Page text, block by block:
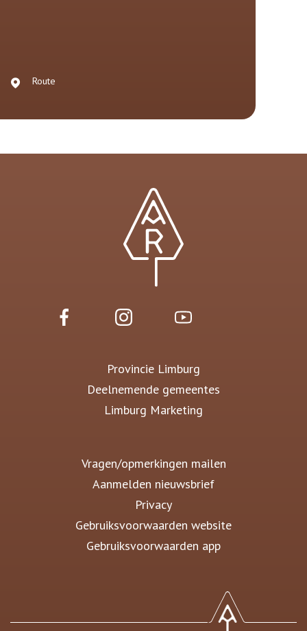
Route
Provincie Limburg
Deelnemende gemeentes
Limburg Marketing
Vragen/opmerkingen mailen
Aanmelden nieuwsbrief
Privacy
Gebruiksvoorwaarden website
Gebruiksvoorwaarden app